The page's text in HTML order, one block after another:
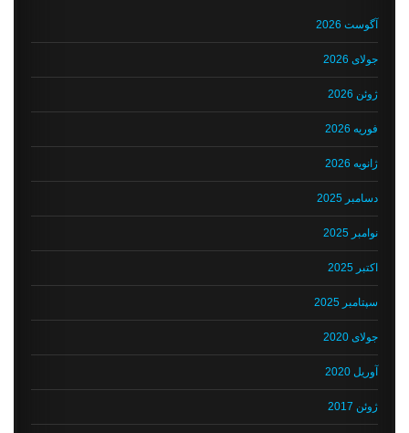
آگوست 2026
جولای 2026
ژوئن 2026
فوریه 2026
ژانویه 2026
دسامبر 2025
نوامبر 2025
اکتبر 2025
سپتامبر 2025
جولای 2020
آوریل 2020
ژوئن 2017